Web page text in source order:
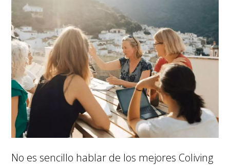
No es sencillo hablar de los mejores Coliving